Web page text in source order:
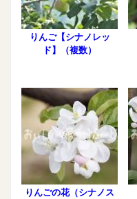
りんご【シナノレッ
ド】（複数）
りんごの花（シナノス